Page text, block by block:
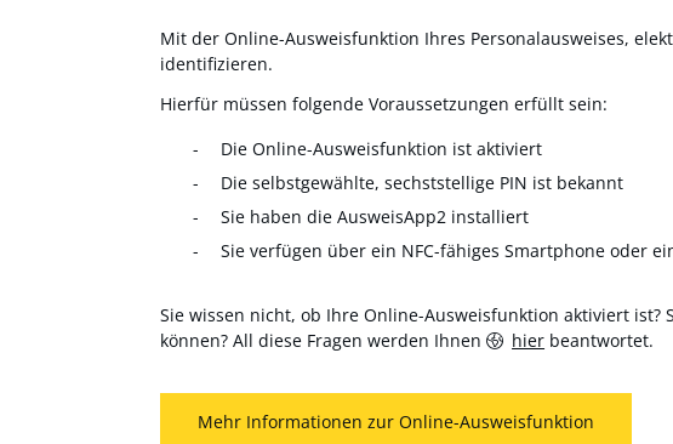
Mit der Online-Ausweisfunktion Ihres Personalausweises,
identifizieren.
Hierfür müssen folgende Voraussetzungen erfüllt sein:
Die Online-Ausweisfunktion ist aktiviert
Die selbstgewählte, sechststellige PIN ist bekannt
Sie haben die AusweisApp2 installiert
Sie verfügen über ein NFC-fähiges Smartphone oder
Sie wissen nicht, ob Ihre Online-Ausweisfunktion aktiviert ist?
können? All diese Fragen werden Ihnen
hier beantwortet.
Mehr Informationen zur Online-Ausweisfunktion